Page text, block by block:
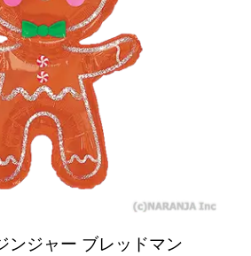
ンジャー ブレッドマン